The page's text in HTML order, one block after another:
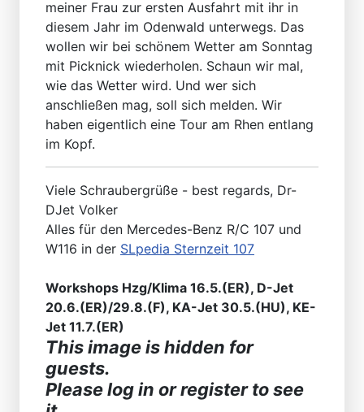
meiner Frau zur ersten Ausfahrt mit ihr in
diesem Jahr im Odenwald unterwegs. Das
wollen wir bei schönem Wetter am Sonntag
mit Picknick wiederholen. Schaun wir mal,
wie das Wetter wird. Und wer sich
anschließen mag, soll sich melden. Wir
haben eigentlich eine Tour am Rhen entlang
im Kopf.
Viele Schraubergrüße - best regards, Dr-
DJet Volker
Alles für den Mercedes-Benz R/C 107 und
W116 in der SLpedia Sternzeit 107
Workshops Hzg/Klima 16.5.(ER), D-Jet
20.6.(ER)/29.8.(F), KA-Jet 30.5.(HU), KE-
Jet 11.7.(ER)
This image is hidden for
guests.
Please log in or register to see